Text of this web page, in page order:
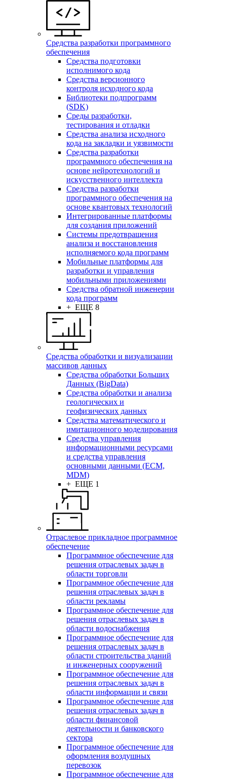
Средства разработки программного
обеспечения
Средства подготовки
исполнимого кода
Средства версионного
контроля исходного кода
Библиотеки подпрограмм
(SDK)
Среды разработки,
тестирования и отладки
Средства анализа исходного
кода на закладки и уязвимости
Средства разработки
программного обеспечения на
основе нейротехнологий и
искусственного интеллекта
Средства разработки
программного обеспечения на
основе квантовых технологий
Интегрированные платформы
для создания приложений
Системы предотвращения
анализа и восстановления
исполняемого кода программ
Мобильные платформы для
разработки и управления
мобильными приложениями
Средства обратной инженерии
кода программ
+ ЕЩЕ 8
Средства обработки и визуализации
массивов данных
Средства обработки Больших
Данных (BigData)
Средства обработки и анализа
геологических и
геофизических данных
Средства математического и
имитационного моделирования
Средства управления
информационными ресурсами
и средства управления
основными данными (ECM,
MDM)
+ ЕЩЕ 1
Отраслевое прикладное программное
обеспечение
Программное обеспечение для
решения отраслевых задач в
области торговли
Программное обеспечение для
решения отраслевых задач в
области рекламы
Программное обеспечение для
решения отраслевых задач в
области водоснабжения
Программное обеспечение для
решения отраслевых задач в
области строительства зданий
и инженерных сооружений
Программное обеспечение для
решения отраслевых задач в
области информации и связи
Программное обеспечение для
решения отраслевых задач в
области финансовой
деятельности и банковского
сектора
Программное обеспечение для
оформления воздушных
перевозок
Программное обеспечение для